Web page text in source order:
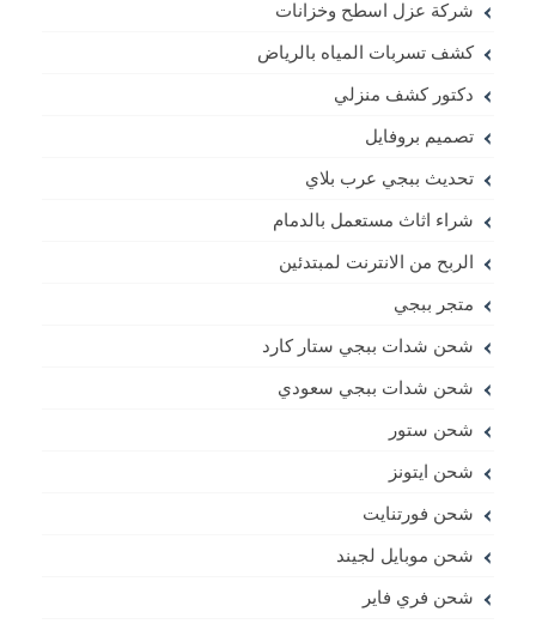
شركة عزل اسطح وخزانات
كشف تسربات المياه بالرياض
دكتور كشف منزلي
تصميم بروفايل
تحديث ببجي عرب بلاي
شراء اثاث مستعمل بالدمام
الربح من الانترنت لمبتدئين
متجر ببجي
شحن شدات ببجي ستار كارد
شحن شدات ببجي سعودي
شحن ستور
شحن ايتونز
شحن فورتنايت
شحن موبايل لجيند
شحن فري فاير